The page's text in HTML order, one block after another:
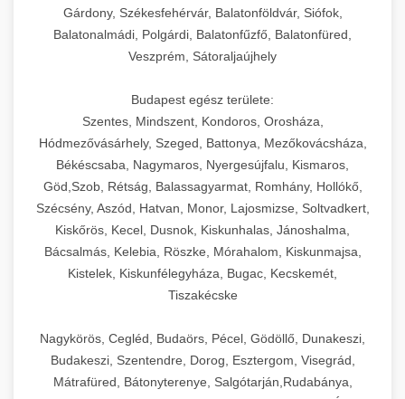
Gárdony, Székesfehérvár, Balatonföldvár, Siófok,
Balatonalmádi, Polgárdi, Balatonfűzfő, Balatonfüred,
Veszprém, Sátoraljaújhely
Budapest egész területe:
Szentes, Mindszent, Kondoros, Orosháza,
Hódmezővásárhely, Szeged, Battonya, Mezőkovácsháza,
Békéscsaba, Nagymaros, Nyergesújfalu, Kismaros,
Göd,Szob, Rétság, Balassagyarmat, Romhány, Hollókő,
Szécsény, Aszód, Hatvan, Monor, Lajosmizse, Soltvadkert,
Kiskőrös, Kecel, Dusnok, Kiskunhalas, Jánoshalma,
Bácsalmás, Kelebia, Röszke, Mórahalom, Kiskunmajsa,
Kistelek, Kiskunfélegyháza, Bugac, Kecskemét,
Tiszakécske
Nagykörös, Cegléd, Budaörs, Pécel, Gödöllő, Dunakeszi,
Budakeszi, Szentendre, Dorog, Esztergom, Visegrád,
Mátrafüred, Bátonyterenye, Salgótarján,Rudabánya,